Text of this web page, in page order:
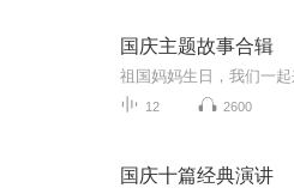
国庆主题故事合辑
12 2600
国庆十篇经典演讲